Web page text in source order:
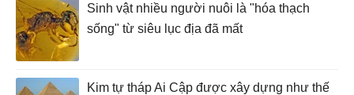
Sinh vật nhiều người nuôi là "hóa thạch
sống" từ siêu lục địa đã mất
Kim tự tháp Ai Cập được xây dựng như thế